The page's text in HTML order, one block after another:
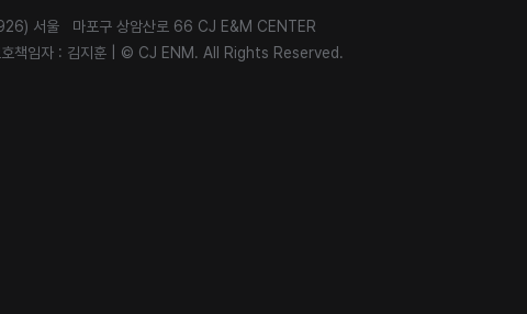
서울 마포구 상암산로 66 CJ E&M CENTER
책임자 : 김지훈 © CJ ENM. All Rights Reserved.